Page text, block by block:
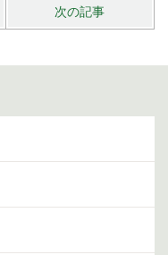
次の記事